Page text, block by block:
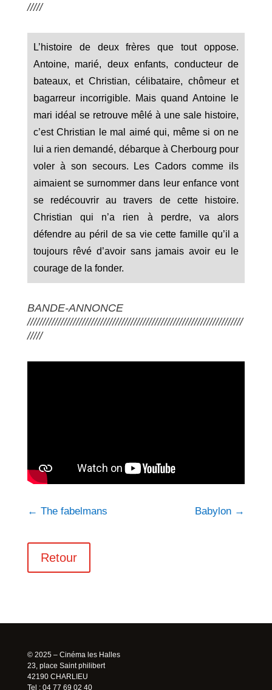
/////
L’histoire de deux frères que tout oppose.
Antoine, marié, deux enfants, conducteur de
bateaux, et Christian, célibataire, chômeur et
bagarreur incorrigible. Mais quand Antoine le
mari idéal se retrouve mêlé à une sale histoire,
c’est Christian le mal aimé qui, même si on ne
lui a rien demandé, débarque à Cherbourg pour
voler à son secours. Les Cadors comme ils
aimaient se surnommer dans leur enfance vont
se redécouvrir au travers de cette histoire.
Christian qui n’a rien à perdre, va alors
défendre au péril de sa vie cette famille qu’il a
toujours rêvé d’avoir sans jamais avoir eu le
courage de la fonder.
BANDE-ANNONCE
///////////////////////////////////////////////////////////////////////
/////
← The fabelmans Babylon →
Retour
© 2025 – Cinéma les Halles
23, place Saint philibert
42190 CHARLIEU
Tel : 04 77 69 02 40